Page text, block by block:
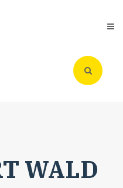
WALD